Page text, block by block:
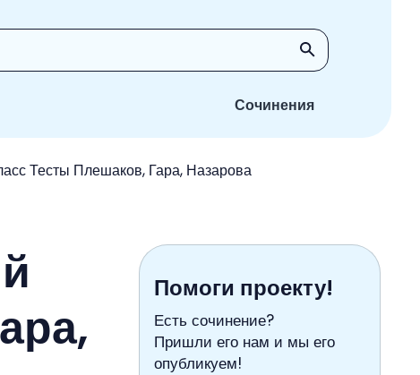
Сочинения
Тесты Плешаков, Гара, Назарова
Помоги проекту!
Есть сочинение?
Пришли его нам и мы его
опубликуем!